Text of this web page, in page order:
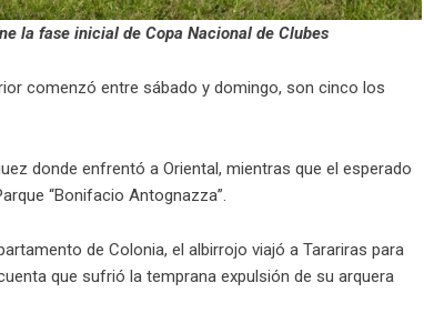
la fase inicial de Copa Nacional de Clubes
comenzó entre sábado y domingo, son cinco los
donde enfrentó a Oriental, mientras que el esperado
“Bonifacio Antognazza”.
de Colonia, el albirrojo viajó a Tarariras para
que sufrió la temprana expulsión de su arquera